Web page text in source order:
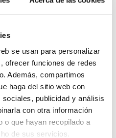
se usan para personalizar
ofrecer funciones de redes
Además, compartimos
haga del sitio web con
publicidad y análisis
con otra información
o que hayan recopilado a
de sus servicios.
SALE 25%
Harrison
€169,00 €126,75